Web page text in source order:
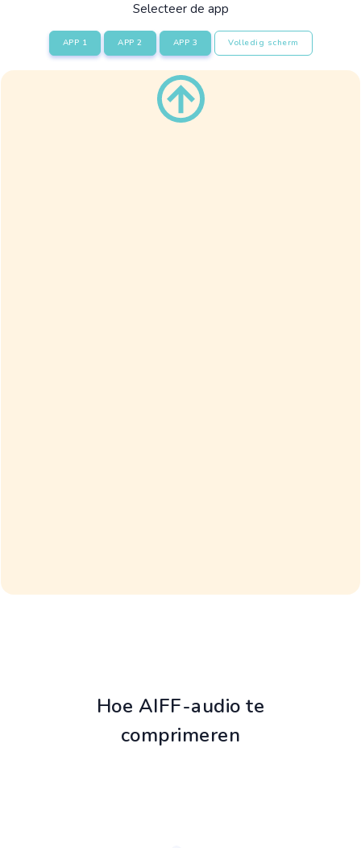
Selecteer de app
APP 1 APP 2 APP 3 Volledig scherm
Hoe AIFF-audio te
comprimeren